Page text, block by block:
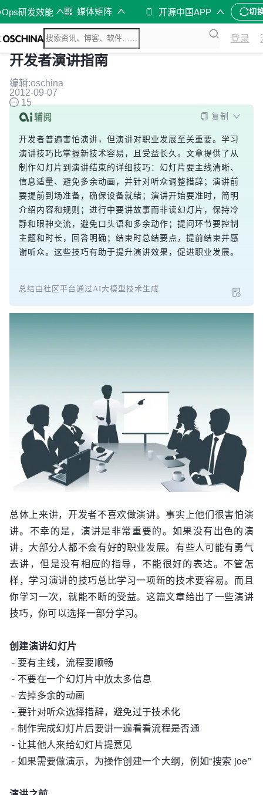
研发效能 媒体矩阵 开源中国APP 切
登录
开发者演讲指南
编辑:oschina
2012-09-07
15
复制
开发者普遍害怕演讲，但演讲对职业发展至关重要。学习
演讲技巧比掌握新技术容易，且受益长久。文章提供了从
制作幻灯片到演讲结束的详细技巧：幻灯片要主线清晰、
信息适量、避免多余动画，并针对听众调整措辞；演讲前
要提前到场准备，确保设备就绪；演讲开始要准时，简明
介绍内容和规则；进行中要讲故事而非读幻灯片，保持冷
静和眼神交流，避免口头语和多余动作；提问环节要控制
主题和时长，回答明确；结束时总结要点，提前结束并感
谢听众。这些技巧有助于提升演讲效果，促进职业发展。
总结由社区平台通过AI大模型技术生成
总体上来讲，开发者不喜欢做演讲。事实上他们很害怕演
讲。不幸的是，演讲是非常重要的。如果没有出色的演
讲，大部分人都不会有好的职业发展。有些人可能有勇气
去讲，但是没有相应的指导，不能很好的表达。不管怎
样，学习演讲的技巧总比学习一项新的技术要容易。而且
你学习一次，就能不断的受益。这篇文章给出了一些演讲
技巧，你可以选择一部分学习。
创建演讲幻灯片
- 要有主线，流程要顺畅
- 不要在一个幻灯片中放太多信息
- 去掉多余的动画
- 要针对听众选择措辞，避免过于技术化
- 制作完成幻灯片后要讲一遍看看流程是否通
- 让其他人来给幻灯片提意见
- 如果需要做演示，为操作创建一个大纲，例如“搜索 joe”